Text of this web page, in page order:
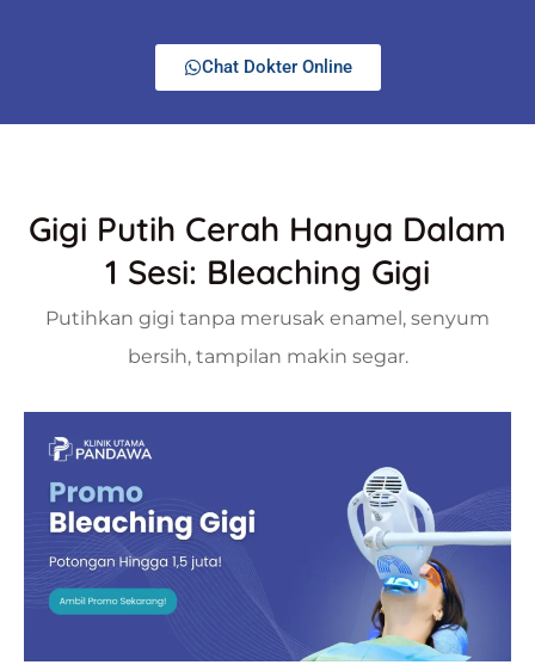
Chat Dokter Online
Gigi Putih Cerah Hanya Dalam
1 Sesi: Bleaching Gigi
Putihkan gigi tanpa merusak enamel, senyum
bersih, tampilan makin segar.